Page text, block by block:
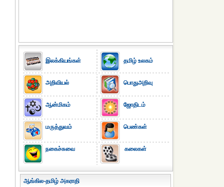
இலக்கியங்கள்
அறிவியல்
ஆன்மிகம்
மருத்துவம்
நகைச்சுவை
தமிழ் உலகம்
பொதுஅறிவு
ஜோதிடம்
பெண்கள்
கலைகள்
ஆங்கில-தமிழ் அகராதி